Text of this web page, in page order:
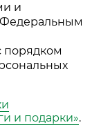
и
Федеральным
порядком
и подарки».